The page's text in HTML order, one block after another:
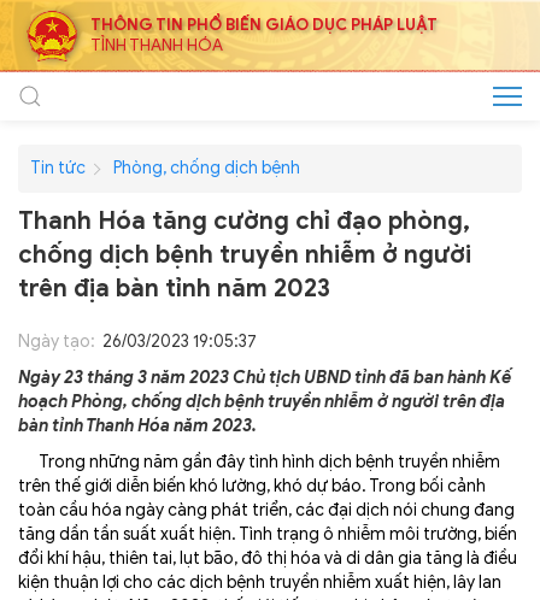
THÔNG TIN PHỔ BIẾN GIÁO DỤC PHÁP LUẬT
TỈNH THANH HÓA
Tin tức Phòng, chống dịch bệnh
Thanh Hóa tăng cường chỉ đạo phòng,
chống dịch bệnh truyền nhiễm ở người
trên địa bàn tỉnh năm 2023
Ngày tạo: 26/03/2023 19:05:37
Ngày 23 tháng 3 năm 2023 Chủ tịch UBND tỉnh đã ban hành Kế
hoạch Phòng, chống dịch bệnh truyền nhiễm ở người trên địa
bàn tỉnh Thanh Hóa năm 2023.
Trong những năm gần đây tình hình dịch bệnh truyền nhiễm
trên thế giới diễn biến khó lường, khó dự báo. Trong bối cảnh
toàn cầu hóa ngày càng phát triển, các đại dịch nói chung đang
tăng dần tần suất xuất hiện. Tình trạng ô nhiễm môi trường, biến
đổi khí hậu, thiên tai, lụt bão, đô thị hóa và di dân gia tăng là điều
kiện thuận lợi cho các dịch bệnh truyền nhiễm xuất hiện, lây lan